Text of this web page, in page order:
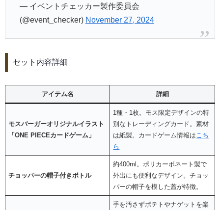
— イベントチェッカー製作委員会
(@event_checker) November 27, 2024
セット内容詳細
アイテム名 詳細
モスバーガーオリジナルイラスト
「ONE PIECEカードゲーム」
1種・1枚。モス限定デザインの特
別なトレーディングカード。素材
は紙製。カードゲーム情報は こち
ら
チョッパーの帽子付きボトル
約400ml。ポリカーボネート製で
外出にも便利なデザイン。チョッ
パーの帽子を模した蓋が特徴。
手を汚さずポテトやナゲットを楽